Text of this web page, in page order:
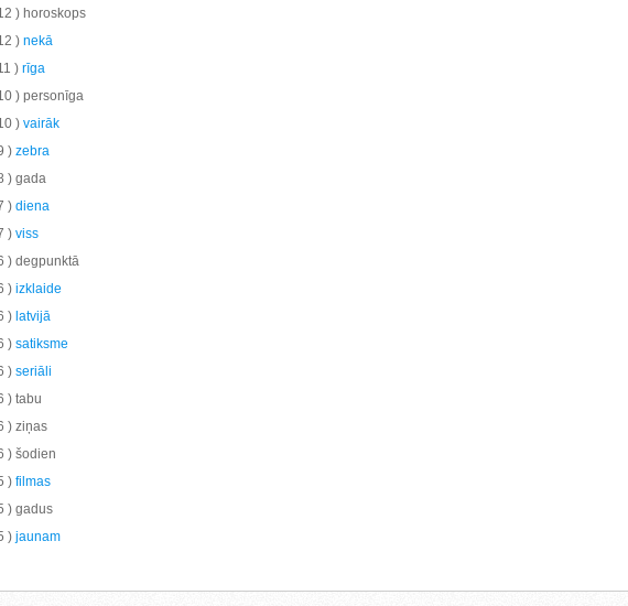
) horoskops
)nekā
)rīga
) personīga
)vairāk
)zebra
) gada
)diena
)viss
) degpunktā
)izklaide
) latvijā
)satiksme
)seriāli
) tabu
) ziņas
) šodien
)filmas
) gadus
)jaunam